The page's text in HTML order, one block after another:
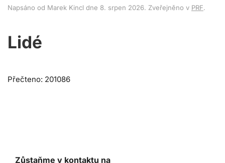
Napsáno od Marek Kincl dne 8. srpen 2026. Zveřejněno v PRF.
Lidé
Přečteno: 201086
Zůstaňme v kontaktu na